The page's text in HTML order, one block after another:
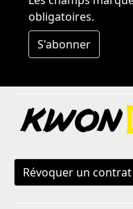
obligatoires.
S'abonner
Révoquer un contrat